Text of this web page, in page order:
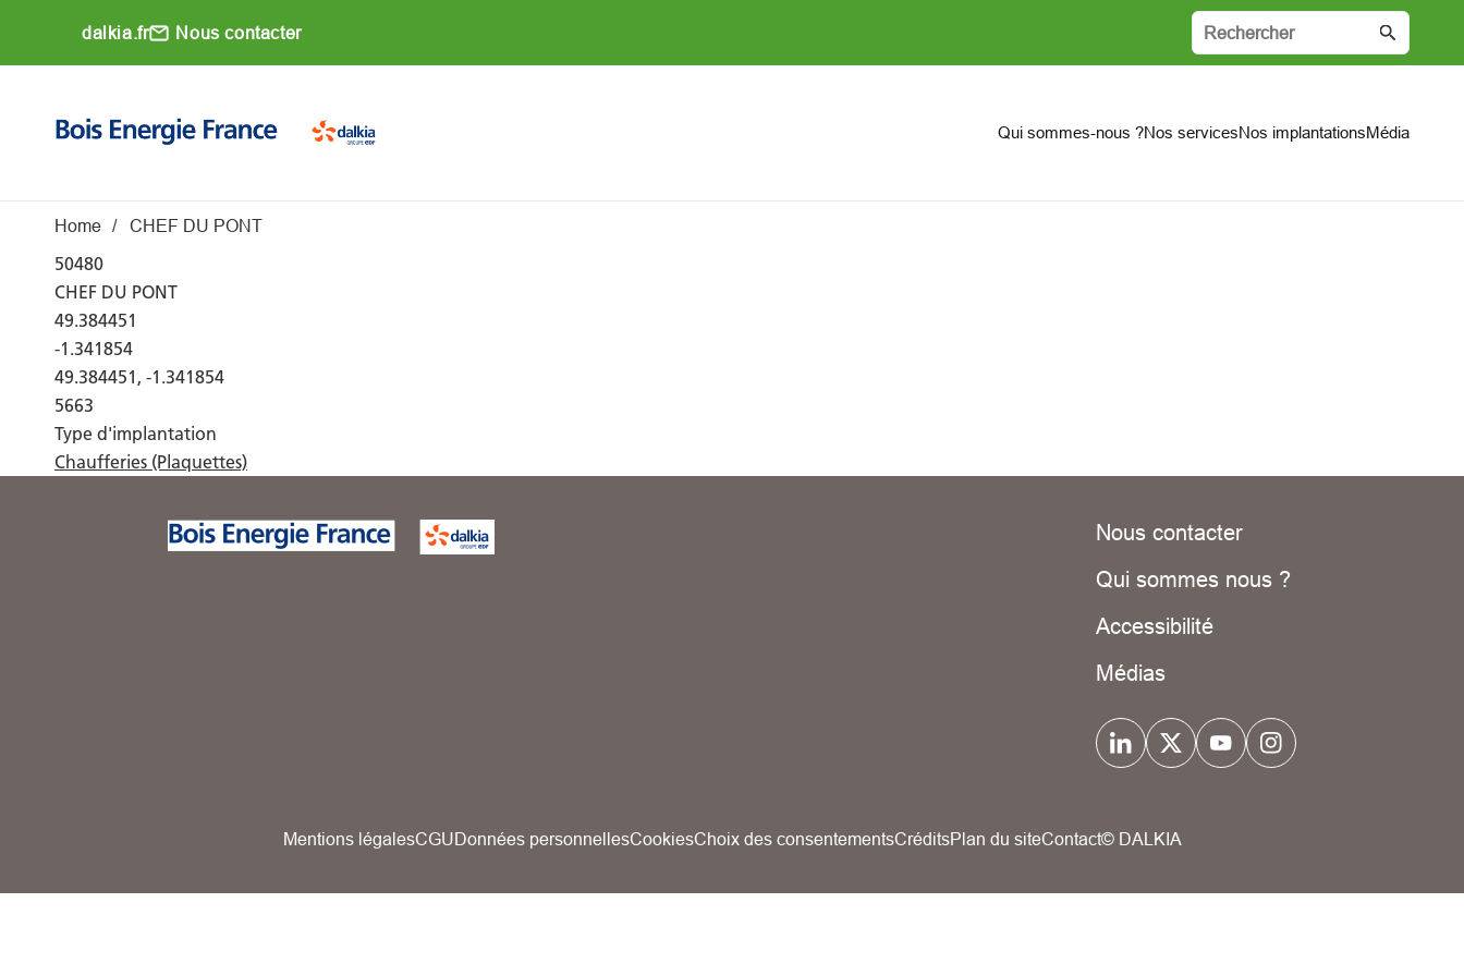
dalkia.fr Nous contacter
Qui sommes-nous ?Nos servicesNos implantationsMédia
Fil d'Ariane
Home CHEF DU PONT
50480
CHEF DU PONT
49.384451
-1.341854
49.384451, -1.341854
5663
Type d'implantation
Chaufferies (Plaquettes)
Nous contacter
Qui sommes nous ?
Accessibilité
Médias
Mentions légalesCGUDonnées personnellesCookiesChoix des consentementsCréditsPlan du siteContact© DALKIA